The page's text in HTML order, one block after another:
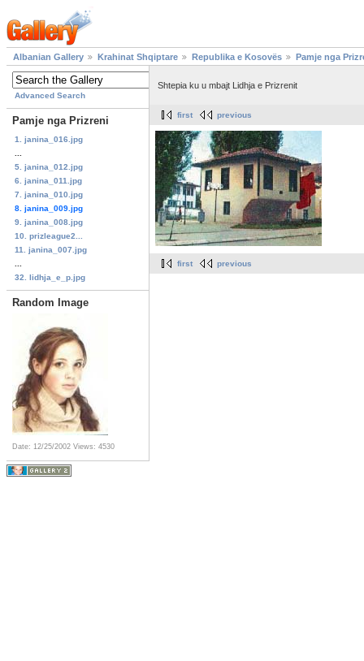
Albanian Gallery Krahinat Shqiptare Republika e Kosovës Pamje nga
Advanced Search
Pamje nga Prizreni
1. janina_016.jpg
5. janina_012.jpg
6. janina_011.jpg
7. janina_010.jpg
8. janina_009.jpg
9. janina_008.jpg
10. prizleague2...
11. janina_007.jpg
32. lidhja_e_p.jpg
Random Image
Date: 12/25/2002 Views: 4530
Shtepia ku u mbajt Lidhja e Prizrenit
first previous
first previous